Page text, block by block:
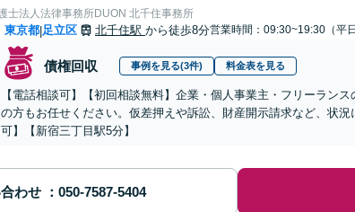
士法人法律事務所DUON 北千住事務所
東京都|足立区 北千住駅 から徒歩8分営業時間：09:30~19:30（平日
債権回収 事例を見る(3件) 料金表を見る
【電話相談可】【初回相談無料】企業・個人事業主・フリーラン
の方もお任せください。仮差押えや訴訟、財産開示請求など、状
可】【新宿三丁目駅5分】
わせ